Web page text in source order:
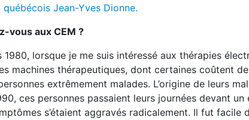
Jean-Yves Dionne.
vous aux CEM ?
1980, lorsque je me suis intéressé aux thérapies
machines thérapeutiques, dont certaines coûtent
extrêmement malades. L’origine de leurs
ces personnes passaient leurs journées devant
s’étaient aggravés radicalement. Il fut facile